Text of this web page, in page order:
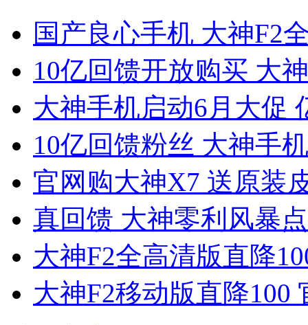
国产良心手机 大神F2
10亿回馈开放购买 大
大神手机启动6月大促
10亿回馈粉丝 大神手
官网购大神X7 送原装
真回馈 大神零利风暴
大神F2全高清版直降
大神F2移动版直降100